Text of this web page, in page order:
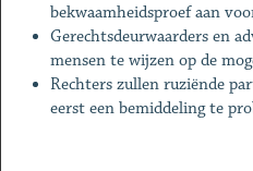
bekwaamheidsproef aan
Gerechtsdeurwaarders en
mensen te wijzen op de
Rechters zullen ruziënde
eerst een bemiddeling te